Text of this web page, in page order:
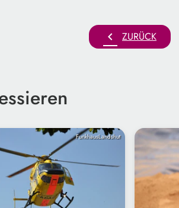
chevron_left ZURÜCK
FunkhausLandshut